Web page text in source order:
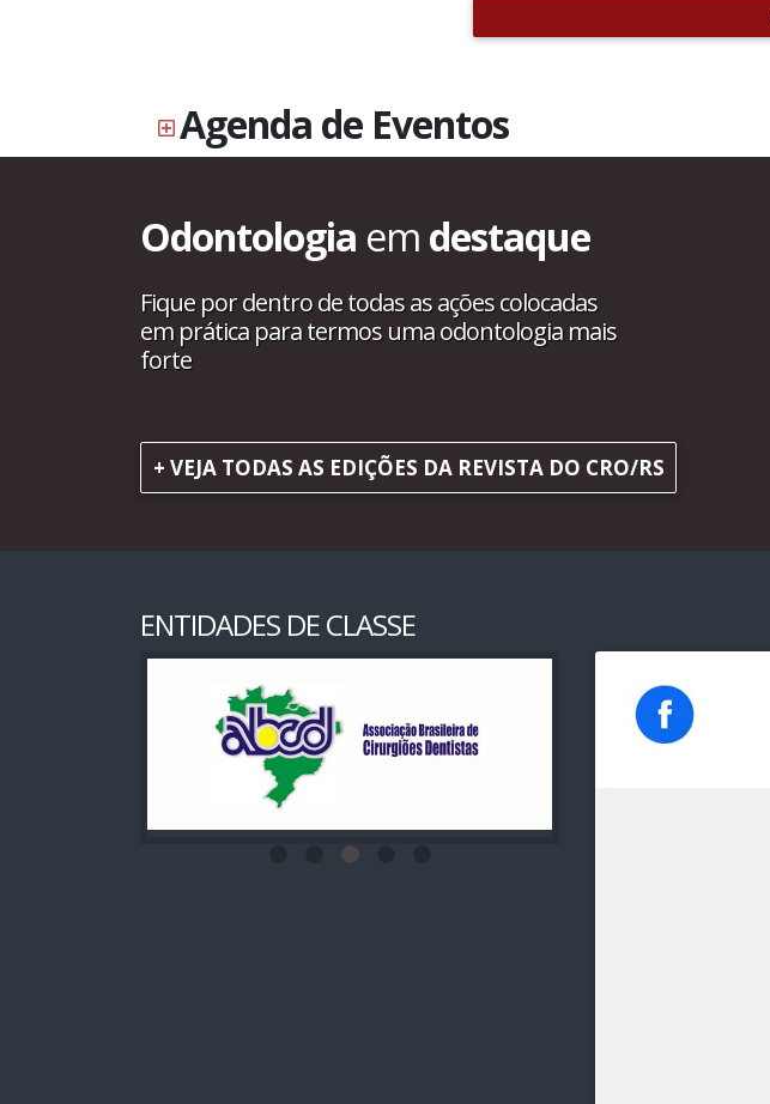
Agenda de Eventos
Odontologia em destaque
Fique por dentro de todas as ações colocadas
em prática para termos uma odontologia mais
forte
+ VEJA TODAS AS EDIÇÕES DA REVISTA DO CRO/RS
ENTIDADES DE CLASSE